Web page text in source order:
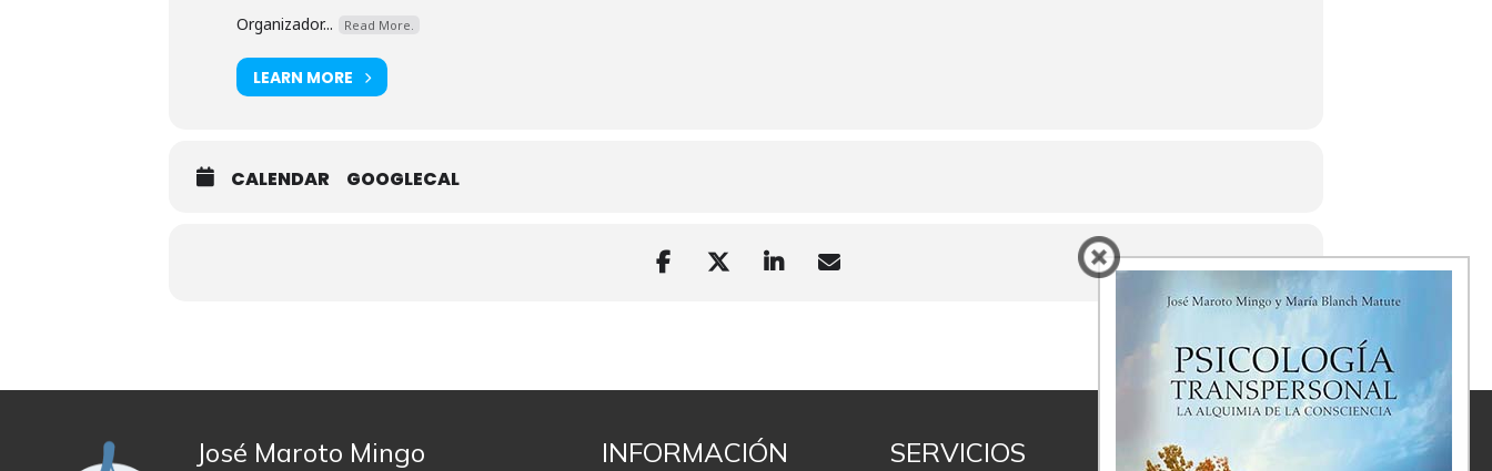
Organizador... Read More.
LEARN MORE
CALENDAR GOOGLECAL
José Maroto Mingo INFORMACIÓN SERVICIOS
ÚLTIMAS